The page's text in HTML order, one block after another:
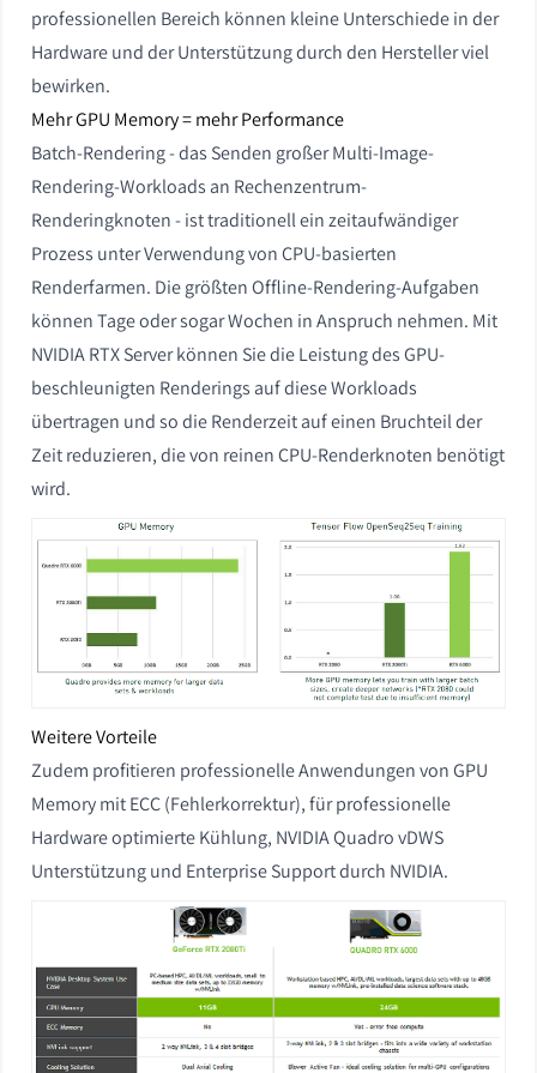
professionellen Bereich können kleine Unterschiede in der
Hardware und der Unterstützung durch den Hersteller viel
bewirken.
Mehr GPU Memory = mehr Performance
Batch-Rendering - das Senden großer Multi-Image-
Rendering-Workloads an Rechenzentrum-
Renderingknoten - ist traditionell ein zeitaufwändiger
Prozess unter Verwendung von CPU-basierten
Renderfarmen. Die größten Offline-Rendering-Aufgaben
können Tage oder sogar Wochen in Anspruch nehmen. Mit
NVIDIA RTX Server können Sie die Leistung des GPU-
beschleunigten Renderings auf diese Workloads
übertragen und so die Renderzeit auf einen Bruchteil der
Zeit reduzieren, die von reinen CPU-Renderknoten benötigt
wird.
Weitere Vorteile
Zudem profitieren professionelle Anwendungen von GPU
Memory mit ECC (Fehlerkorrektur), für professionelle
Hardware optimierte Kühlung, NVIDIA Quadro vDWS
Unterstützung und Enterprise Support durch NVIDIA.